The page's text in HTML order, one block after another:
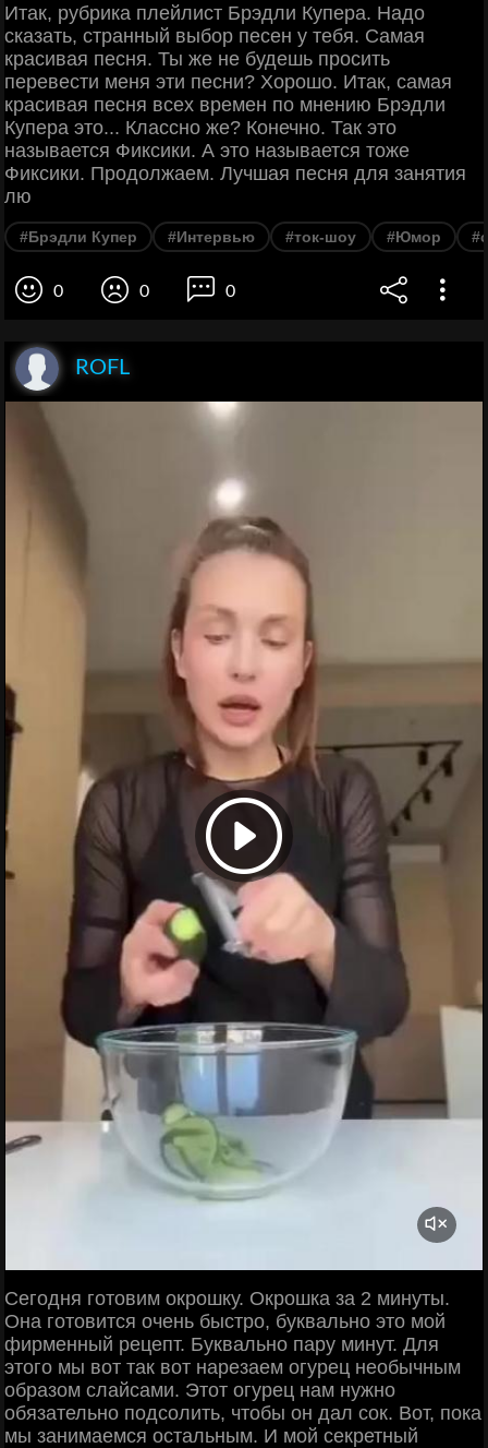
Итак, рубрика плейлист Брэдли Купера. Надо
сказать, странный выбор песен у тебя. Самая
красивая песня. Ты же не будешь просить
перевести меня эти песни? Хорошо. Итак, самая
красивая песня всех времен по мнению Брэдли
Купера это... Классно же? Конечно. Так это
называется Фиксики. А это называется тоже
Фиксики. Продолжаем. Лучшая песня для занятия
лю
#Брэдли Купер #Интервью #ток-шоу #Юмор
0 0 0
ROFL
Сегодня готовим окрошку. Окрошка за 2 минуты.
Она готовится очень быстро, буквально это мой
фирменный рецепт. Буквально пару минут. Для
этого мы вот так вот нарезаем огурец необычным
образом слайсами. Этот огурец нам нужно
обязательно подсолить, чтобы он дал сок. Вот, пока
мы занимаемся остальным. И мой секретный